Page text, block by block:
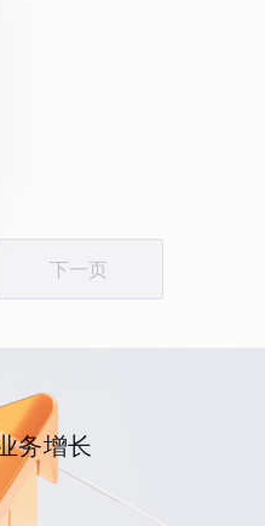
下一页
务增长